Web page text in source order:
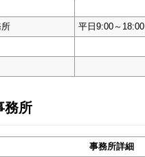
平日9:00～18:00
務所
事務所詳細